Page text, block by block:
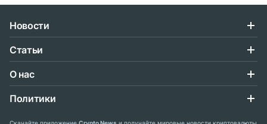
Новости
Статьи
О нас
Политики